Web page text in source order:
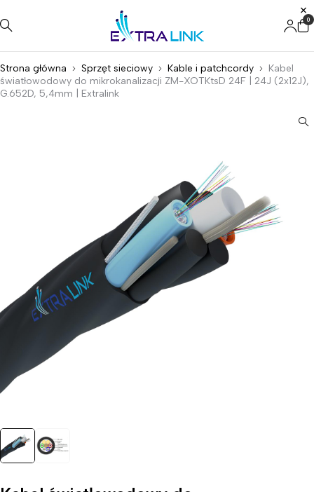
0
Strona główna Sprzęt sieciowy Kable i patchcordy
Kabel
światłowodowy do mikrokanalizacji ZM-XOTKtsD 24F | 24J (2x12J),
G.652D, 5,4mm | Extralink